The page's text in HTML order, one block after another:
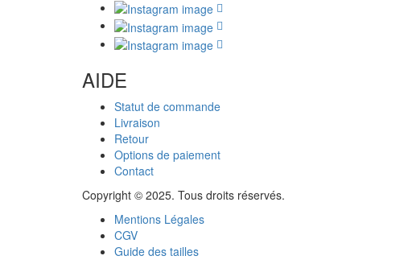
AIDE
Statut de commande
Livraison
Retour
Options de paiement
Contact
Copyright © 2025. Tous droits réservés.
Mentions Légales
CGV
Guide des tailles